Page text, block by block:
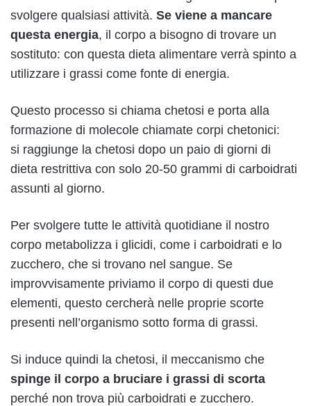
svolgere qualsiasi attività. Se viene a mancare
questa energia, il corpo a bisogno di trovare un
sostituto: con questa dieta alimentare verrà spinto a
utilizzare i grassi come fonte di energia.
Questo processo si chiama chetosi e porta alla
formazione di molecole chiamate corpi chetonici:
si raggiunge la chetosi dopo un paio di giorni di
dieta restrittiva con solo 20-50 grammi di carboidrati
assunti al giorno.
Per svolgere tutte le attività quotidiane il nostro
corpo metabolizza i glicidi, come i carboidrati e lo
zucchero, che si trovano nel sangue. Se
improvvisamente priviamo il corpo di questi due
elementi, questo cercherà nelle proprie scorte
presenti nell’organismo sotto forma di grassi.
Si induce quindi la chetosi, il meccanismo che
spinge il corpo a bruciare i grassi di scorta
perché non trova più carboidrati e zucchero.